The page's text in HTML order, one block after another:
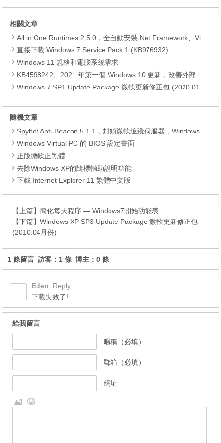
相關文章
All in One Runtimes 2.5.0，全自動安裝.Net Framework、Visual C++、DirectX、Flash Player、JRE
直接下載 Windows 7 Service Pack 1 (KB976932)
Windows 11 規格和電腦系統需求
KB4598242、2021 年第一個 Windows 10 更新，改善外部裝置安全性、解決HTTPS安全漏洞、印表機呼叫(RPC)漏洞
Windows 7 SP1 Update Package 微軟更新修正包 (2020.01月份)
隨機文章
Spybot Anti-Beacon 5.1.1，封鎖微軟追蹤伺服器，Windows 11/10/8.1/8/7
Windows Virtual PC 的 BIOS 設定畫面
正版微軟正黑體
去除Windows XP的隨標輔助說明功能
下載 Internet Explorer 11 繁體中文版
【上篇】簡化每天程序 — Windows7開始功能表
【下篇】Windows XP SP3 Update Package 微軟更新修正包
(2010.04月份)
1 條留言 訪客：1 條 博主：0 條
Eden
Reply
下載失效了!
給我留言
暱稱（必填）
郵箱（必填）
網址